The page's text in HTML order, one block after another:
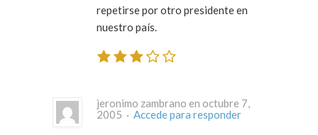
repetirse por otro presidente en
nuestro país.
jeronimo zambrano en octubre 7,
2005 · Accede para responder